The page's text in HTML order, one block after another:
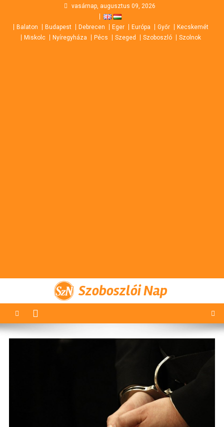
content
vasárnap, augusztus 09, 2026
Balaton Budapest Debrecen Eger Európa Győr
Kecskemét
Miskolc
Nyíregyháza Pécs Szeged Szoboszló Szolnok
Szoboszlói Nap